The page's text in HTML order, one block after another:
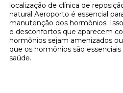
localização de clínica de
natural Aeroporto é essencial
manutenção dos hormônios.
e desconfortos que aparecem
hormônios sejam amenizados
que os hormônios são
saúde.